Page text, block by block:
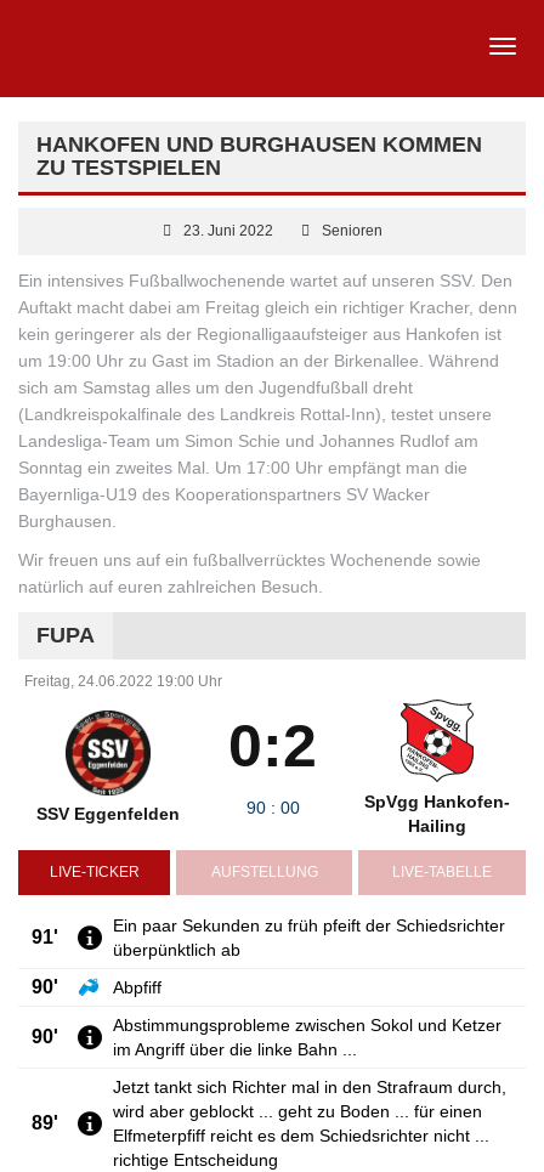
HANKOFEN UND BURGHAUSEN KOMMEN
ZU TESTSPIELEN
23. Juni 2022 Senioren
Ein intensives Fußballwochenende wartet auf unseren SSV. Den
Auftakt macht dabei am Freitag gleich ein richtiger Kracher, denn
kein geringerer als der Regionalligaaufsteiger aus Hankofen ist
um 19:00 Uhr zu Gast im Stadion an der Birkenallee. Während
sich am Samstag alles um den Jugendfußball dreht
(Landkreispokalfinale des Landkreis Rottal-Inn), testet unsere
Landesliga-Team um Simon Schie und Johannes Rudlof am
Sonntag ein zweites Mal. Um 17:00 Uhr empfängt man die
Bayernliga-U19 des Kooperationspartners SV Wacker
Burghausen.
Wir freuen uns auf ein fußballverrücktes Wochenende sowie
natürlich auf euren zahlreichen Besuch.
FUPA
Freitag, 24.06.2022 19:00 Uhr
SSV Eggenfelden
0:2
90 : 00
SpVgg Hankofen-
Hailing
LIVE-TICKER AUFSTELLUNG LIVE-TABELLE
91'
Ein paar Sekunden zu früh pfeift der Schiedsrichter
überpünktlich ab
90' Abpfiff
90'
Abstimmungsprobleme zwischen Sokol und Ketzer
im Angriff über die linke Bahn ...
89'
Jetzt tankt sich Richter mal in den Strafraum durch,
wird aber geblockt ... geht zu Boden ... für einen
Elfmeterpfiff reicht es dem Schiedsrichter nicht ...
richtige Entscheidung